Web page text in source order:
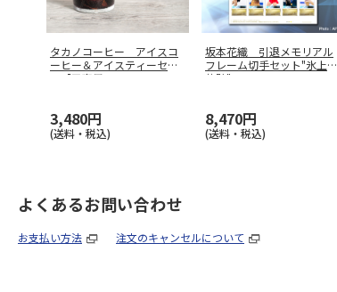
タカノコーヒー アイスコ
ーヒー＆アイスティーセッ
ト【弔事用
3,480円
(送料・税込)
坂本花織 引退メモリアル
フレーム切手セット"氷上の
軌跡"
8,470円
(送料・税込)
よくあるお問い合わせ
お支払い方法 注文のキャンセルについて